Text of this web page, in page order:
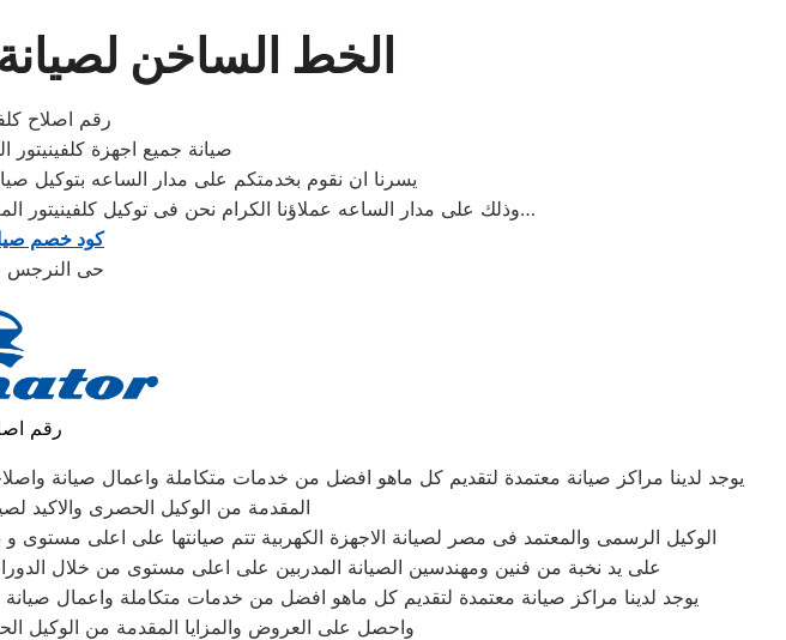
الخط الساخن
رقم اصلاح
صيانة جميع اجهزة كلفينيتور
يسرنا ان نقوم بخدمتكم على مدار الساعه بتوكيل
وذلك على مدار الساعه عملاؤنا الكرام نحن فى توكيل كلفينيتور المعتمد بمصر اتصل بنا على الخط الساخن لصيانة غسالات كلفينيتور اتصل بنا…
كود خصم
حى النرجس قسم
رقم
يوجد لدينا مراكز صيانة معتمدة لتقديم كل ماهو افضل من خدمات متكاملة واعمال صيانة
المقدمة من الوكيل الحصرى والاكيد
الوكيل الرسمى والمعتمد فى مصر لصيانة الاجهزة الكهربية تتم صيانتها على اعلى
على يد نخبة من فنين ومهندسين الصيانة المدربين على اعلى مستوى من خلال
يوجد لدينا مراكز صيانة معتمدة لتقديم كل ماهو افضل من خدمات متكاملة واعمال
واحصل على العروض والمزايا المقدمة من الوكيل